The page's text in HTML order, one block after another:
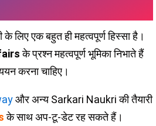
के लिए एक बहुत ही महत्वपूर्ण हिस्सा है।
के प्रश्न महत्वपूर्ण भूमिका निभाते हैं
करना चाहिए।
और अन्य Sarkari Naukri की तैयारी
के साथ अप-टू-डेट रह सकते हैं।